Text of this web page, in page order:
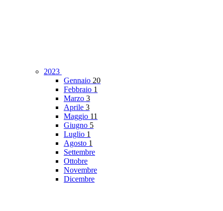
2023
Gennaio 20
Febbraio 1
Marzo 3
Aprile 3
Maggio 11
Giugno 5
Luglio 1
Agosto 1
Settembre
Ottobre
Novembre
Dicembre